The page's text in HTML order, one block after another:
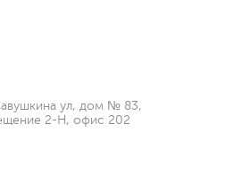
ул, дом № 83,
2-Н, офис 202